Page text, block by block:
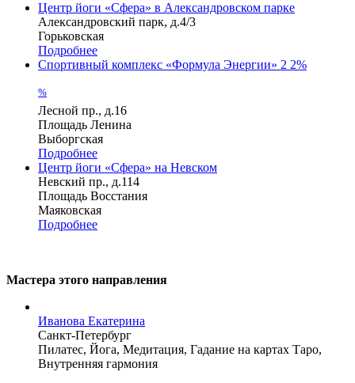
Центр йоги «Сфера» в Александровском парке
Александровский парк, д.4/3
Горьковская
Подробнее
Спортивный комплекс «Формула Энергии» 2 2%
%
Лесной пр., д.16
Площадь Ленина
Выборгская
Подробнее
Центр йоги «Сфера» на Невском
Невский пр., д.114
Площадь Восстания
Маяковская
Подробнее
Мастера этого направления
Иванова Екатерина
Санкт-Петербург
Пилатес, Йога, Медитация, Гадание на картах Таро,
Внутренняя гармония